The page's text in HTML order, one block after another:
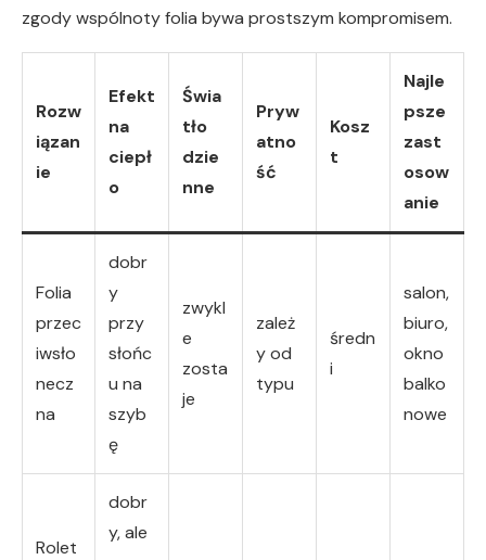
zgody wspólnoty folia bywa prostszym kompromisem.
Rozw
iązan
ie
Efekt
na
ciepł
o
Świa
tło
dzie
nne
Pryw
atno
ść
Kosz
t
Najle
psze
zast
osow
anie
Folia
przec
iwsło
necz
na
dobr
y
przy
słońc
u na
szyb
ę
zwykl
e
zosta
je
zależ
y od
typu
średn
i
salon,
biuro,
okno
balko
nowe
Rolet
dobr
y, ale